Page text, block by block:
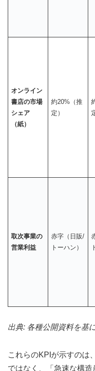
オンライン
書店の市場
シェア
（紙）
約20%（推
定）
取次事業の
営業利益
赤字（日販/
トーハン）
出典: 各種公開資料を基
これらのKPIが示すのは
ではなく、「急速な構